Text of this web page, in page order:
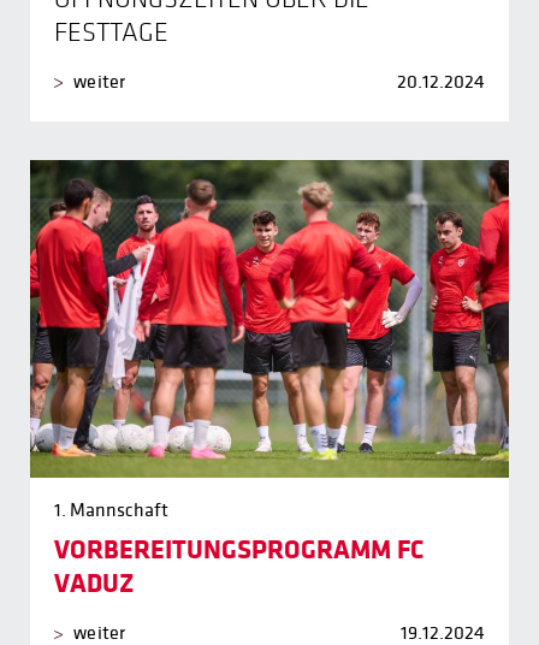
FESTTAGE
weiter 20.12.2024
1. Mannschaft
VORBEREITUNGSPROGRAMM FC
VADUZ
weiter 19.12.2024